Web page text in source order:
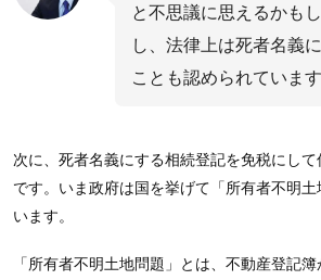
と不思議に思えるかも
し、法律上は死者名義
ことも認められています
次に、死者名義にする相続登記を免税にし
です。いま政府は国を挙げて「所有者不明
います。
「所有者不明土地問題」とは、不動産登記